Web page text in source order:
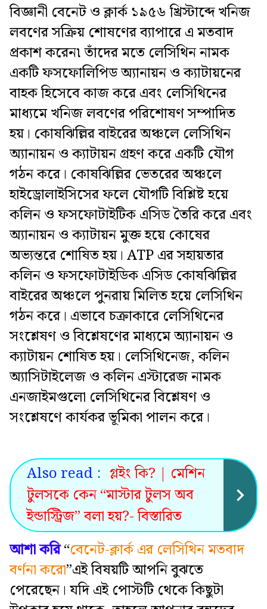
বিজ্ঞানী বেনেট ও ক্লার্ক ১৯৫৬ খ্রিস্টাব্দে খনিজ
লবণের সক্রিয় শোষণের ব্যাপারে এ মতবাদ
প্রকাশ করেন৷ তাঁদের মতে লেসিথিন নামক
একটি ফসফোলিপিড অ্যানায়ন ও ক্যাটায়নের
বাহক হিসেবে কাজ করে এবং লেসিথিনের
মাধ্যমে খনিজ লবণের পরিশোষণ সম্পাদিত
হয়। কোষঝিল্লির বাইরের অঞ্চলে লেসিথিন
অ্যানায়ন ও ক্যাটায়ন গ্রহণ করে একটি যৌগ
গঠন করে। কোষঝিল্লির ভেতরের অঞ্চলে
হাইড্রোলাইসিসের ফলে যৌগটি বিশ্লিষ্ট হয়ে
কলিন ও ফসফোটাইটিক এসিড তৈরি করে এবং
অ্যানায়ন ও ক্যাটায়ন মুক্ত হয়ে কোষের
অভ্যন্তরে শোষিত হয়। ATP এর সহায়তার
কলিন ও ফসফোটাইডিক এসিড কোষঝিল্লির
বাইরের অঞ্চলে পুনরায় মিলিত হয়ে লেসিথিন
গঠন করে। এভাবে চক্রাকারে লেসিথিনের
সংশ্লেষণ ও বিশ্লেষণের মাধ্যমে অ্যানায়ন ও
ক্যাটায়ন শোষিত হয়। লেসিথিনেজ, কলিন
অ্যাসিটাইলেজ ও কলিন এস্টারেজ নামক
এনজাইমগুলো লেসিথিনের বিশ্লেষণ ও
সংশ্লেষণে কার্যকর ভূমিকা পালন করে।
Also read : গ্লইং কি? | মেশিন
টুলসকে কেন “মাস্টার টুলস অব
ইন্ডাস্ট্রিজ” বলা হয়?- বিস্তারিত
আশা করি“বেনেট-ক্লার্ক এর লেসিথিন মতবাদ
বর্ণনা করো”এইবিষয়টি আপনি বুঝতে
পেরেছেন। যদি এই পোস্টটি থেকে কিছুটা